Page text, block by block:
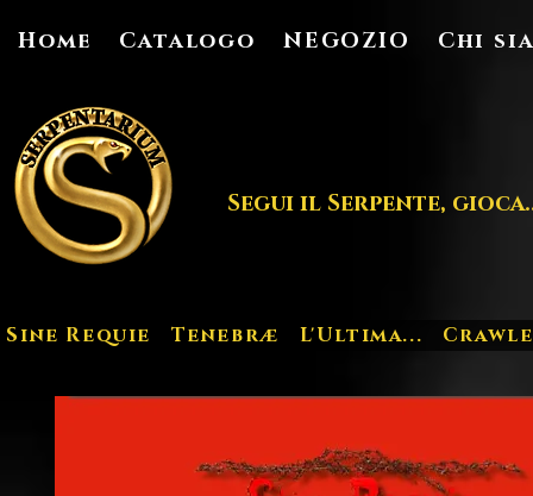
Home Catalogo NEGOZIO Chi
Segui il Serpente,
Sine Requie Tenebræ L'Ultima...